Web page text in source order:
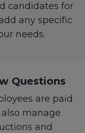
candidates for
any specific
needs.
Questions
are paid
manage
and